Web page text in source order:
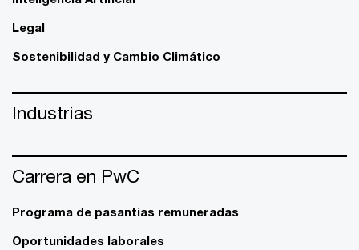
Legal
Sostenibilidad y Cambio Climático
Industrias
Carrera en PwC
Programa de pasantías remuneradas
Oportunidades laborales